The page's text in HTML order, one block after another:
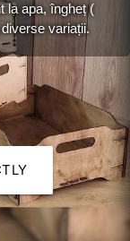
la apa, îngheț (
variații.